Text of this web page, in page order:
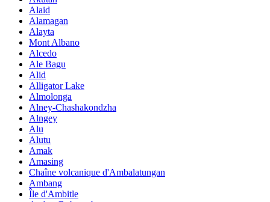
Alaid
Alamagan
Alayta
Mont Albano
Alcedo
Ale Bagu
Alid
Alligator Lake
Almolonga
Alney-Chashakondzha
Alngey
Alu
Alutu
Amak
Amasing
Chaîne volcanique d'Ambalatungan
Ambang
Île d'Ambitle